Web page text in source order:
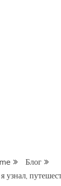
Блог
узнал,